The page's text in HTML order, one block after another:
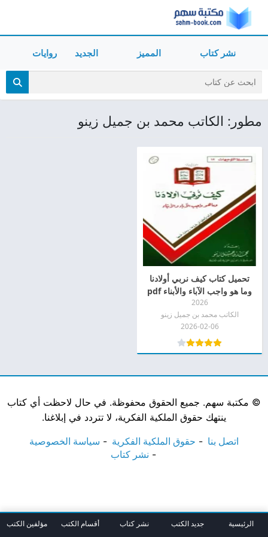
نشر كتاب المميز الجديد روايات
مطور: الكاتب محمد بن جميل زينو
تحميل كتاب كيف نربي أولادنا
وما هو واجب الآباء والأبناء pdf
2026
الكاتب محمد بن جميل زينو
2026-02-06
© مكتبة سهم. جميع الحقوق محفوظة. في حال لاحظت أي كتاب
ينتهك حقوق الملكية الفكرية، لا تتردد في إبلاغنا.
اتصل بنا حقوق الملكية الفكرية
سياسة الخصوصية
نشر كتاب
الرئيسية جديد الكتب نشر كتاب أقسام الكتب مؤلفين الكتب